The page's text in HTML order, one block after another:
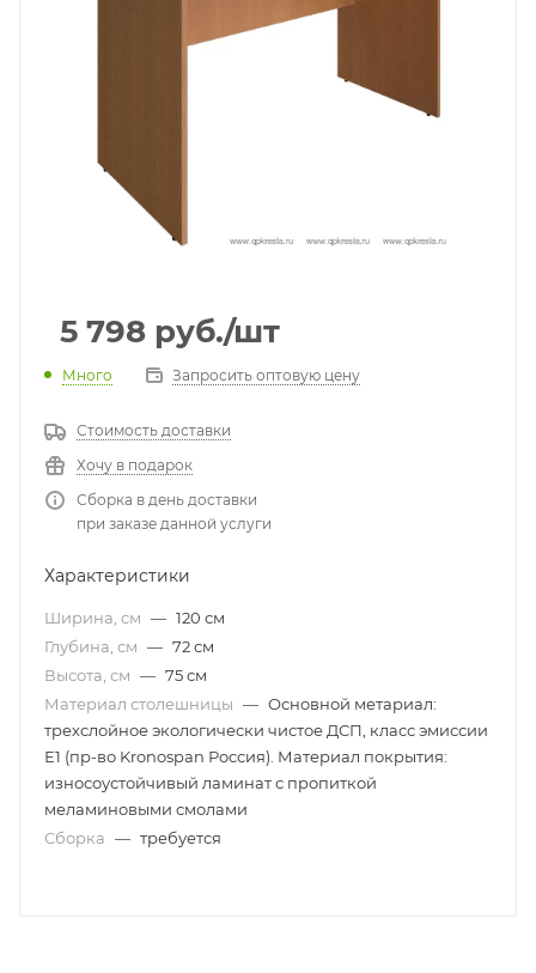
5 798 руб./шт
Много Запросить оптовую цену
Стоимость доставки
Хочу в подарок
Сборка в день доставки
при заказе данной услуги
Характеристики
Ширина, см — 120 см
Глубина, см — 72 см
Высота, см — 75 см
Материал столешницы — Основной метариал:
трехслойное экологически чистое ДСП, класс эмиссии
Е1 (пр-во Kronospan Россия). Материал покрытия:
износоустойчивый ламинат с пропиткой
меламиновыми смолами
Сборка — требуется